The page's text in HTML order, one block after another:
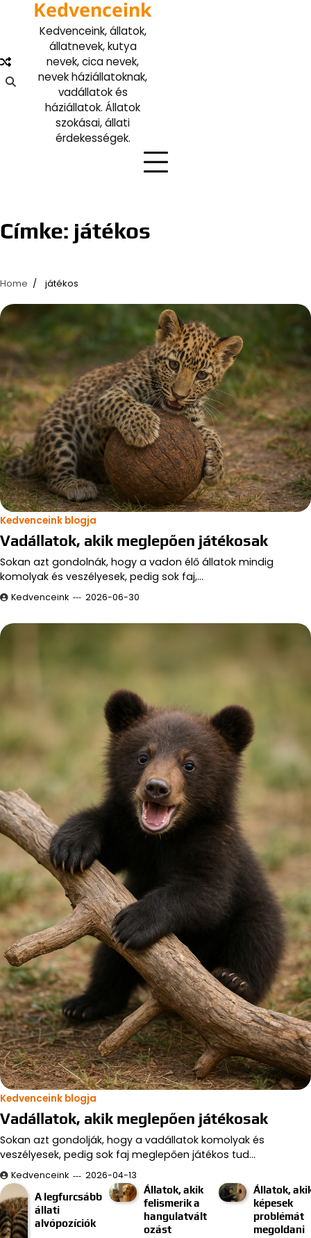
Kedvenceink
Kedvenceink, állatok,
állatnevek, kutya
nevek, cica nevek,
nevek háziállatoknak,
vadállatok és
háziállatok. Állatok
szokásai, állati
érdekességek.
Címke: játékos
Home játékos
Kedvenceink blogja
Vadállatok, akik meglepően játékosak
Sokan azt gondolnák, hogy a vadon élő állatok mindig
komolyak és veszélyesek, pedig sok faj,…
Kedvenceink 2026-06-30
Kedvenceink blogja
Vadállatok, akik meglepően játékosak
Sokan azt gondolják, hogy a vadállatok komolyak és
veszélyesek, pedig sok faj meglepően játékos tud…
Kedvenceink
2026-04-13
A legfurcsább
állati
alvópozíciók
Állatok, akik
felismerik a
hangulatvált
ozást
Állatok,
képesek
problémát
megoldani